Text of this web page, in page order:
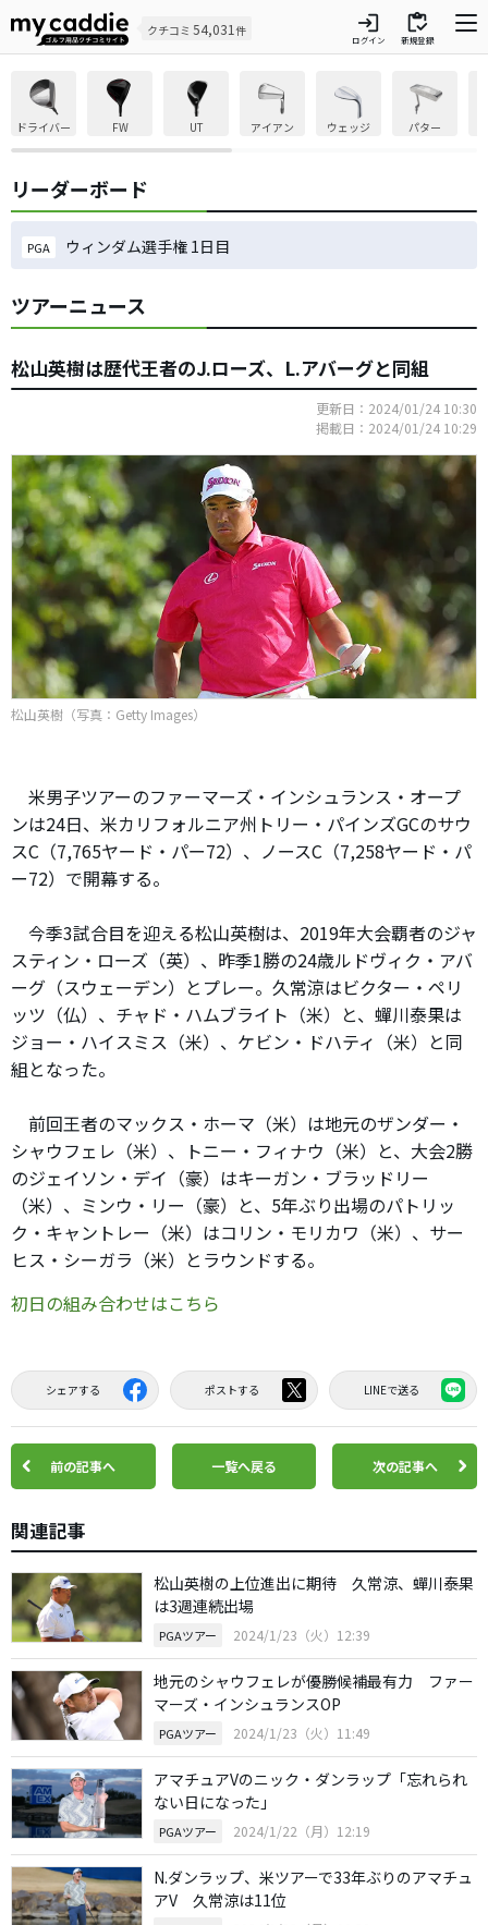
クチコミ 54,031 件 login
ログイン
inventory
新規登録
ドライバー FW UT アイアン ウェッジ パター
リーダーボード
PGA ウィンダム選手権 1日目
ツアーニュース
松山英樹は歴代王者のJ.ローズ、L.アバーグと同組
更新日：2024/01/24 10:30
掲載日：2024/01/24 10:29
松山英樹（写真：Getty Images）
米男子ツアーのファーマーズ・インシュランス・オープ
ンは24日、米カリフォルニア州トリー・パインズGCのサウ
スC（7,765ヤード・パー72）、ノースC（7,258ヤード・パ
ー72）で開幕する。
今季3試合目を迎える松山英樹は、2019年大会覇者のジャ
スティン・ローズ（英）、昨季1勝の24歳ルドヴィク・アバ
ーグ（スウェーデン）とプレー。久常涼はビクター・ペリ
ッツ（仏）、チャド・ハムブライト（米）と、蟬川泰果は
ジョー・ハイスミス（米）、ケビン・ドハティ（米）と同
組となった。
前回王者のマックス・ホーマ（米）は地元のザンダー・
シャウフェレ（米）、トニー・フィナウ（米）と、大会2勝
のジェイソン・デイ（豪）はキーガン・ブラッドリー
（米）、ミンウ・リー（豪）と、5年ぶり出場のパトリッ
ク・キャントレー（米）はコリン・モリカワ（米）、サー
ヒス・シーガラ（米）とラウンドする。
初日の組み合わせはこちら
シェアする ポストする LINEで送る
前の記事へ 一覧へ戻る 次の記事へ
関連記事
松山英樹の上位進出に期待 久常涼、蟬川泰果
は3週連続出場
PGAツアー 2024/1/23（火）12:39
地元のシャウフェレが優勝候補最有力 ファー
マーズ・インシュランスOP
PGAツアー 2024/1/23（火）11:49
アマチュアVのニック・ダンラップ「忘れられ
ない日になった」
PGAツアー 2024/1/22（月）12:19
N.ダンラップ、米ツアーで33年ぶりのアマチュ
アV 久常涼は11位